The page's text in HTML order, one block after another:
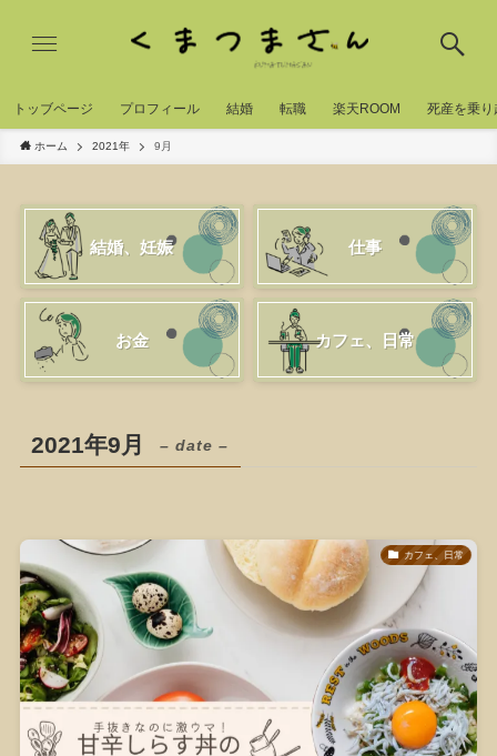
トッブページ プロフィール 結婚 転職 楽天ROOM 死産を乗り
ホーム 2021年 9月
結婚、妊娠 仕事
お金 カフェ、日常
2021年9月 – date –
カフェ、日常